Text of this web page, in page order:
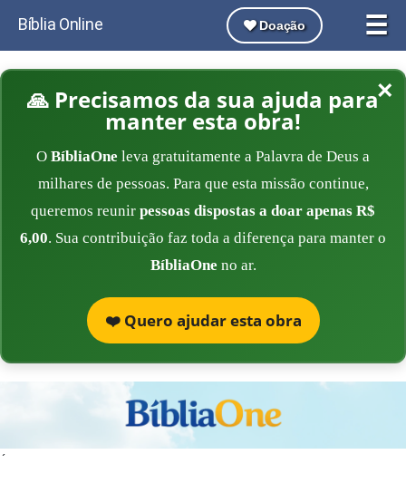
☰
Bíblia Online Doação
×
🙏 Precisamos da sua ajuda para
manter esta obra!
O BíbliaOne leva gratuitamente a Palavra de Deus a
milhares de pessoas. Para que esta missão continue,
queremos reunir pessoas dispostas a doar apenas R$
6,00. Sua contribuição faz toda a diferença para manter o
BíbliaOne no ar.
❤️ Quero ajudar esta obra
´